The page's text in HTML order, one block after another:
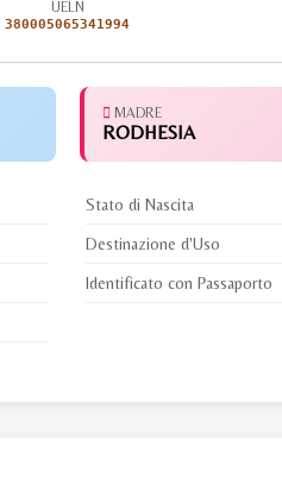
UELN
380005065341994
MADRE
RODHESIA
Stato di Nascita
Destinazione d'Uso
Identificato con Passaporto